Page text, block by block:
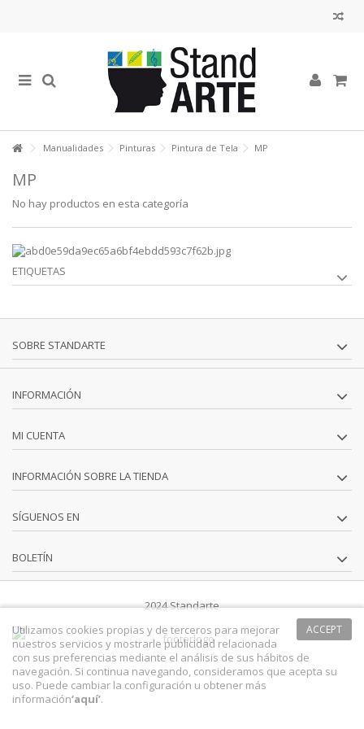
Manualidades Pinturas Pintura de Tela MP
MP
No hay productos en esta categoría
ETIQUETAS
SOBRE STANDARTE
INFORMACIÓN
MI CUENTA
INFORMACIÓN SOBRE LA TIENDA
SÍGUENOS EN
BOLETÍN
2024 Standarte
ACCEPT
Utilizamos cookies propias y de terceros para mejorar
nuestros servicios y mostrarle publicidad relacionada
con sus preferencias mediante el análisis de sus hábitos de
navegación. Si continua navegando, consideramos que acepta su
uso. Puede cambiar la configuración u obtener más
información‘aquí’.